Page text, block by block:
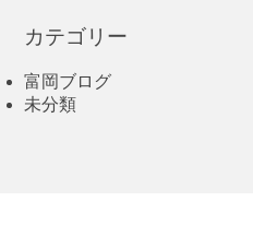
カテゴリー
富岡ブログ
未分類